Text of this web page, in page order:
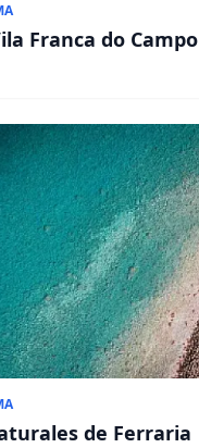
Franca do Campo
de Ferraria